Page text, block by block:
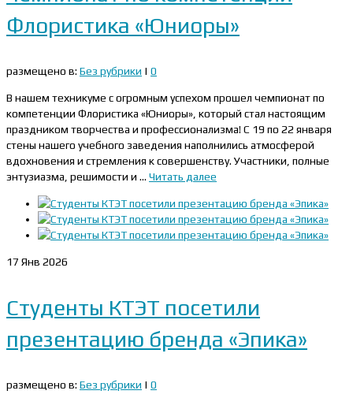
Флористика «Юниоры»
размещено в: Без рубрики | 0
В нашем техникуме с огромным успехом прошел чемпионат по
компетенции Флористика «Юниоры», который стал настоящим
праздником творчества и профессионализма! С 19 по 22 января
стены нашего учебного заведения наполнились атмосферой
вдохновения и стремления к совершенству. Участники, полные
энтузиазма, решимости и … Читать далее
17 Янв 2026
Студенты КТЭТ посетили
презентацию бренда «Эпика»
размещено в: Без рубрики | 0